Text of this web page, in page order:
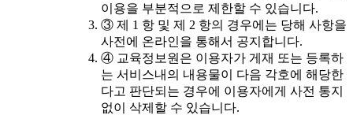
이용을 부분적으로 제한할 수 있습니다.
③ 제 1 항 및 제 2 항의 경우에는 당해 사항을
사전에 온라인을 통해서 공지합니다.
④ 교육정보원은 이용자가 게재 또는 등록하
는 서비스내의 내용물이 다음 각호에 해당한
다고 판단되는 경우에 이용자에게 사전 통지
없이 삭제할 수 있습니다.